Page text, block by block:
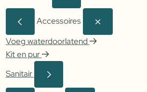
Accessoires
Voeg waterdoorlatend
Kit en pur
Sanitair